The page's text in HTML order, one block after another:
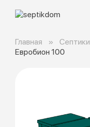
Главная Септики
Евробион 100